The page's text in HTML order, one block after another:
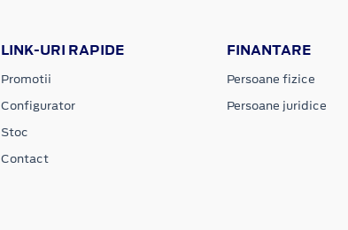
LINK-URI RAPIDE
Promotii
Configurator
Stoc
Contact
FINANTARE
Persoane fizice
Persoane juridice